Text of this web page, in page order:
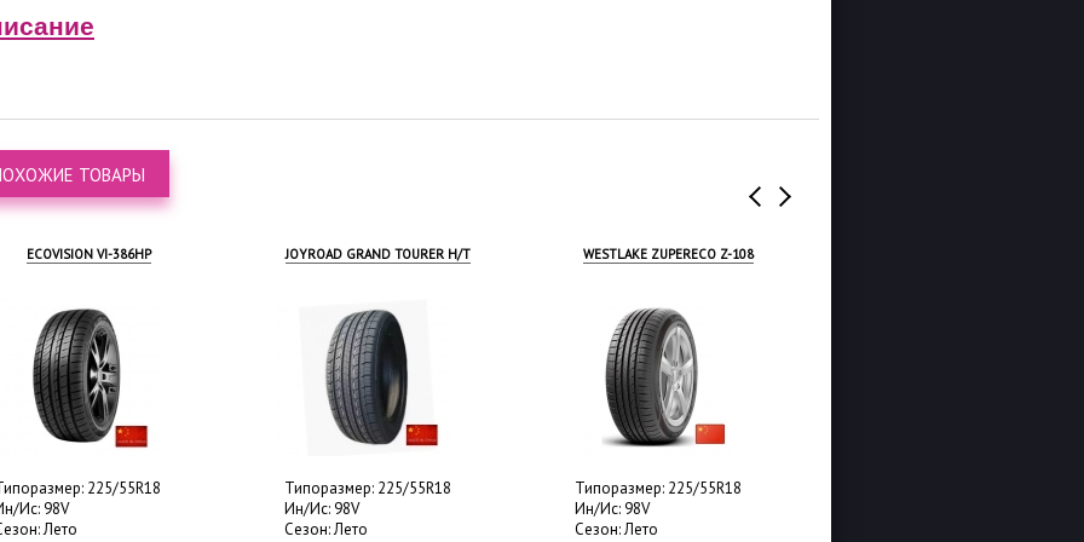
ТОВАРЫ
ECOVISION VI-386HP
225/55R18
98V
Лето
JOYROAD GRAND TOURER H/T
Типоразмер: 225/55R18
Ин/Ис: 98V
Сезон: Лето
WESTLAKE ZUPERECO Z-108
Типоразмер: 225/55R18
Ин/Ис: 98V
Сезон: Лето